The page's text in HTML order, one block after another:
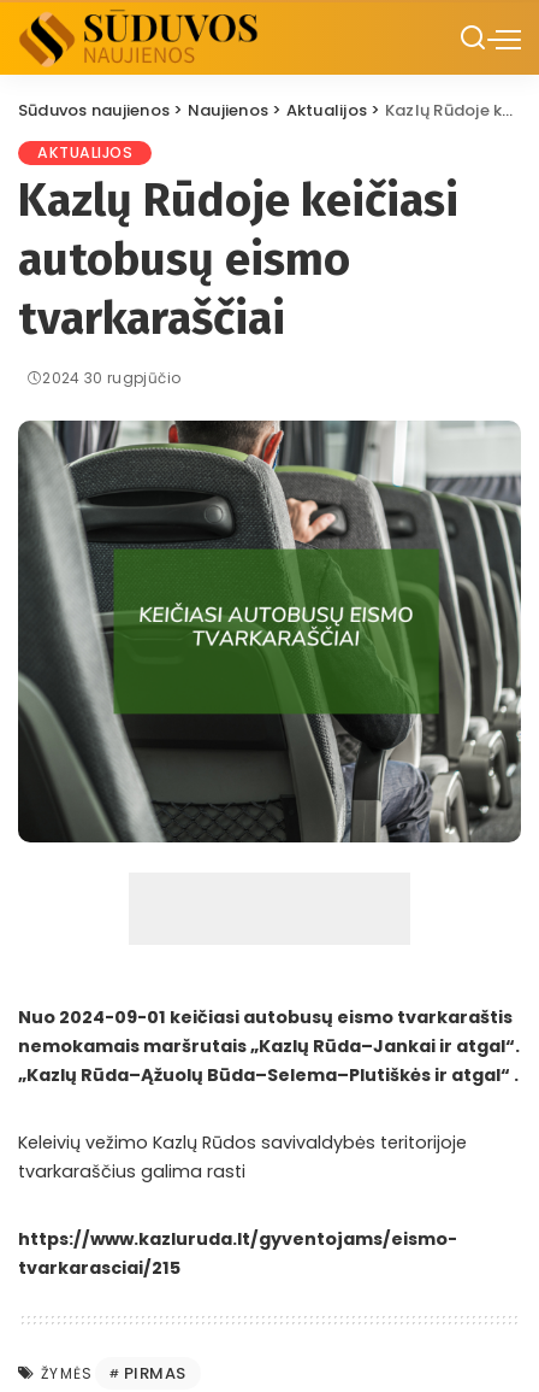
Sūduvos naujienos > Naujienos > Aktualijos > Kazlų Rūdoje keičiasi autobusų eismo tvarkaraščiai
AKTUALIJOS
Kazlų Rūdoje keičiasi
autobusų eismo
tvarkaraščiai
2024 30 rugpjūčio
Nuo 2024-09-01 keičiasi autobusų eismo tvarkaraštis
nemokamais maršrutais „Kazlų Rūda–Jankai ir atgal“.
„Kazlų Rūda–Ąžuolų Būda–Selema–Plutiškės ir atgal“ .
Keleivių vežimo Kazlų Rūdos savivaldybės teritorijoje
tvarkaraščius galima rasti
https://www.kazluruda.lt/gyventojams/eismo-
tvarkarasciai/215
ŽYMĖS PIRMAS